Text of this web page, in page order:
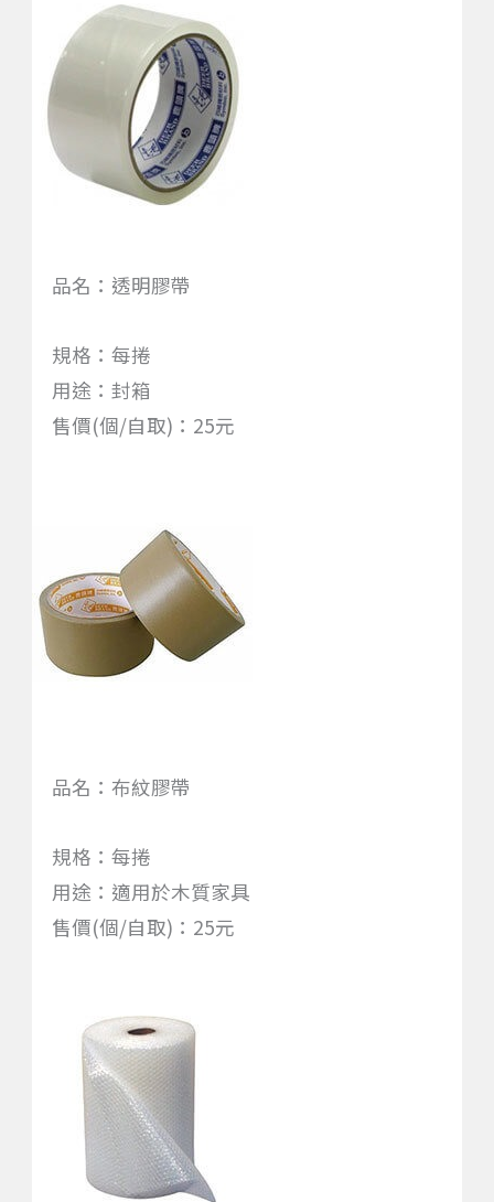
品名：透明膠帶
規格：每捲
用途：封箱
售價(個/自取)：25元
品名：布紋膠帶
規格：每捲
用途：適用於木質家具
售價(個/自取)：25元